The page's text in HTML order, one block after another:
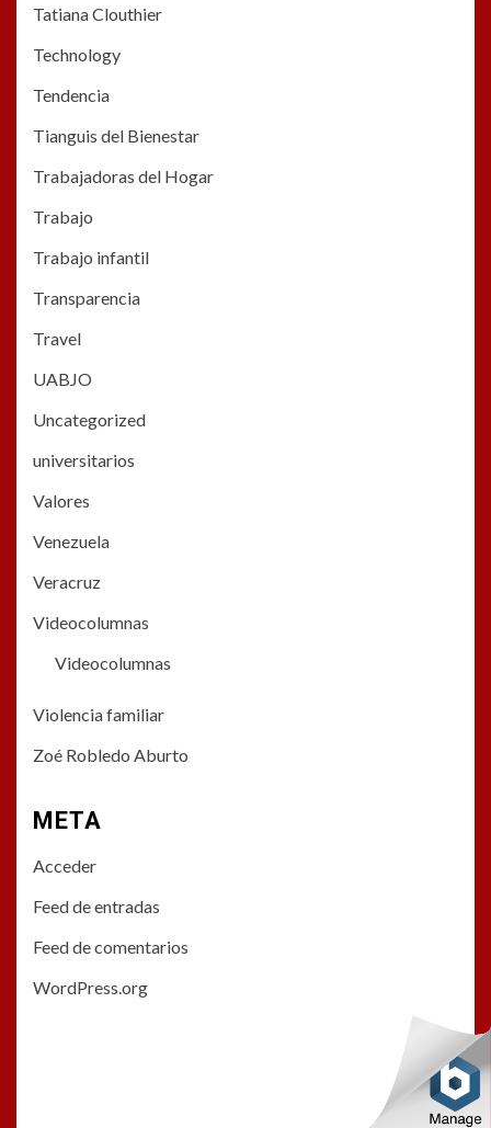
Tatiana Clouthier
Technology
Tendencia
Tianguis del Bienestar
Trabajadoras del Hogar
Trabajo
Trabajo infantil
Transparencia
Travel
UABJO
Uncategorized
universitarios
Valores
Venezuela
Veracruz
Videocolumnas
Videocolumnas
Violencia familiar
Zoé Robledo Aburto
META
Acceder
Feed de entradas
Feed de comentarios
WordPress.org